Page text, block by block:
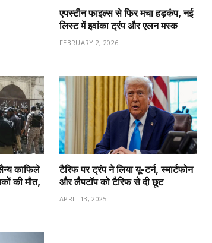
एपस्टीन फाइल्स से फिर मचा हड़कंप, नई
लिस्ट में इवांका ट्रंप और एलन मस्क
FEBRUARY 2, 2026
काफिले
की मौत,
टैरिफ पर ट्रंप ने लिया यू-टर्न, स्मार्टफोन
और लैपटॉप को टैरिफ से दी छूट
APRIL 13, 2025